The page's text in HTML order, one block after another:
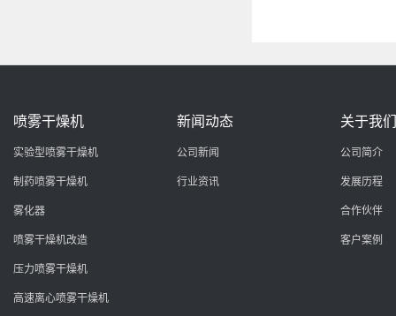
喷雾干燥机
实验型喷雾干燥机
制药喷雾干燥机
雾化器
喷雾干燥机改造
压力喷雾干燥机
高速离心喷雾干燥机
新闻动态
公司新闻
行业资讯
关于我们
公司简介
发展历程
合作伙伴
客户案例